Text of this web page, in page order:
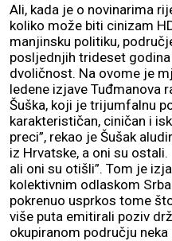
Ali, kada je o novinarima
koliko može biti cinizam
manjinsku politiku,
posljednjih trideset
dvoličnost. Na ovome je
ledene izjave Tuđmanova
Šuška, koji je trijumfalnu
karakterističan, ciničan i
preci”, rekao je Šušak
iz Hrvatske, a oni su
ali oni su otišli”. Tom je
kolektivnim odlaskom
pokrenuo usprkos tome
više puta emitirali poziv
okupiranom području